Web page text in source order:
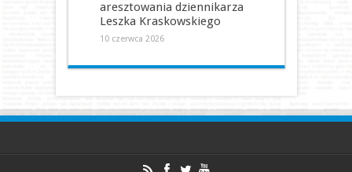
aresztowania dziennikarza
Leszka Kraskowskiego
10 czerwca 2026